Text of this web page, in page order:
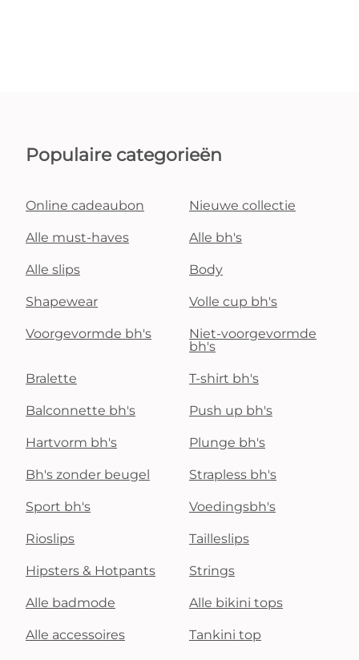
Populaire categorieën
Online cadeaubon Nieuwe collectie
Alle must-haves Alle bh's
Alle slips Body
Shapewear Volle cup bh's
Voorgevormde bh's
Niet-voorgevormde
bh's
Bralette T-shirt bh's
Balconnette bh's Push up bh's
Hartvorm bh's Plunge bh's
Bh's zonder beugel Strapless bh's
Sport bh's Voedingsbh's
Rioslips Tailleslips
Hipsters & Hotpants Strings
Alle badmode Alle bikini tops
Alle accessoires Tankini top